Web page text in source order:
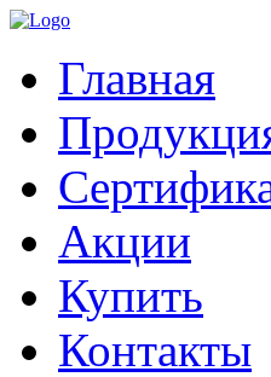
Главная
Акции
Купить
Контакты